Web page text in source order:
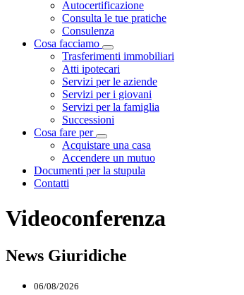
Autocertificazione
Consulta le tue pratiche
Consulenza
Cosa facciamo
Visualizza menù di secondo livello
Trasferimenti immobiliari
Atti ipotecari
Servizi per le aziende
Servizi per i giovani
Servizi per la famiglia
Successioni
Cosa fare per
Visualizza menù di secondo livello
Acquistare una casa
Accendere un mutuo
Documenti per la stupula
Contatti
Videoconferenza
News Giuridiche
06/08/2026